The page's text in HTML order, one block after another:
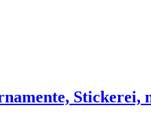
Stickerei,